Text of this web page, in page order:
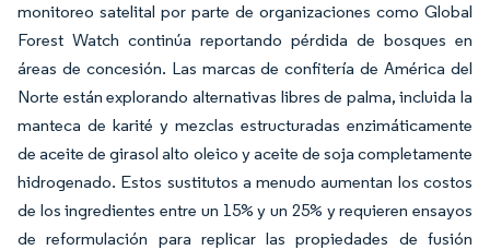
monitoreo satelital por parte de organizaciones como Global
Forest Watch continúa reportando pérdida de bosques en
áreas de concesión. Las marcas de confitería de América del
Norte están explorando alternativas libres de palma, incluida la
manteca de karité y mezclas estructuradas enzimáticamente
de aceite de girasol alto oleico y aceite de soja completamente
hidrogenado. Estos sustitutos a menudo aumentan los costos
de los ingredientes entre un 15% y un 25% y requieren ensayos
de reformulación para replicar las propiedades de fusión